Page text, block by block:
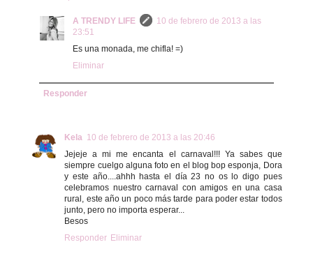
A TRENDY LIFE
10 de febrero de 2013 a las
23:51
Es una monada, me chifla! =)
Eliminar
Responder
Kela 10 de febrero de 2013 a las 20:46
Jejeje a mi me encanta el carnaval!!! Ya sabes que
siempre cuelgo alguna foto en el blog bop esponja, Dora
y este año....ahhh hasta el día 23 no os lo digo pues
celebramos nuestro carnaval con amigos en una casa
rural, este año un poco más tarde para poder estar todos
junto, pero no importa esperar...
Besos
Responder Eliminar